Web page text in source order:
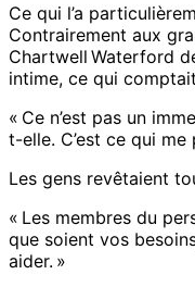
Ce qui l’a
Contrairement aux
Chartwell Waterford
intime, ce qui
« Ce n’est pas un
t-elle. C’est ce qui me
Les gens revêtaient
« Les membres du
que soient vos
aider. »